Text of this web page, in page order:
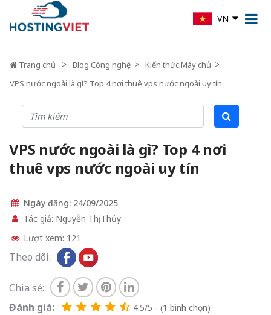
VN
Trang chủ Blog Công nghệ
Kiến thức Máy chủ
VPS nước ngoài là gì? Top 4 nơi thuê vps nước ngoài uy tín
VPS nước ngoài là gì? Top 4 nơi
thuê vps nước ngoài uy tín
Ngày đăng: 24/09/2025
Tác giả: Nguyễn Thị Thủy
Lượt xem: 121
Theo dõi:
Chia sẻ:
Đánh giá:
4.5/5 - (1 bình chọn)